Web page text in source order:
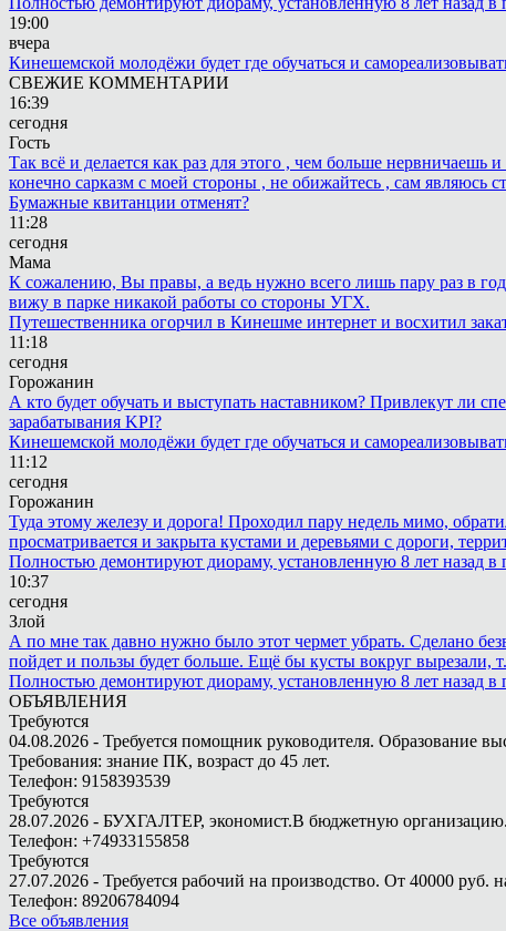
19:00
вчера
Кинешемской молодёжи будет где обучаться и
СВЕЖИЕ КОММЕНТАРИИ
16:39
сегодня
Гость
Так всё и делается как раз для этого , чем больше
конечно сарказм с моей стороны , не обижайтесь , сам являюсь
Бумажные квитанции отменят?
11:28
сегодня
Мама
К сожалению, Вы правы, а ведь нужно всего лишь пару раз в
вижу в парке никакой работы со стороны УГХ.
Путешественника огорчил в Кинешме интернет и восхитил
11:18
сегодня
Горожанин
А кто будет обучать и выступать наставником? Привлекут ли
зарабатывания KPI?
Кинешемской молодёжи будет где обучаться и
11:12
сегодня
Горожанин
Туда этому железу и дорога! Проходил пару недель мимо,
просматривается и закрыта кустами и деревьями с дороги,
Полностью демонтируют диораму, установленную 8 лет назад в
10:37
сегодня
Злой
А по мне так давно нужно было этот чермет убрать. Сделано
пойдет и пользы будет больше. Ещё бы кусты вокруг вырезали,
Полностью демонтируют диораму, установленную 8 лет назад в
ОБЪЯВЛЕНИЯ
Требуются
04.08.2026 - Требуется помощник руководителя. Образование
Требования: знание ПК, возраст до 45 лет.
Телефон: 9158393539
Требуются
28.07.2026 - БУХГАЛТЕР, экономист.В бюджетную
Телефон: +74933155858
Требуются
27.07.2026 - Требуется рабочий на производство. От 40000 руб.
Телефон: 89206784094
Все объявления